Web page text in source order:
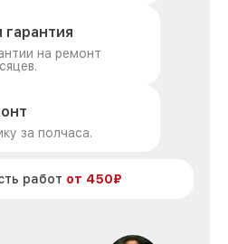
на ремонт
за полчаса.
работ от 450₽